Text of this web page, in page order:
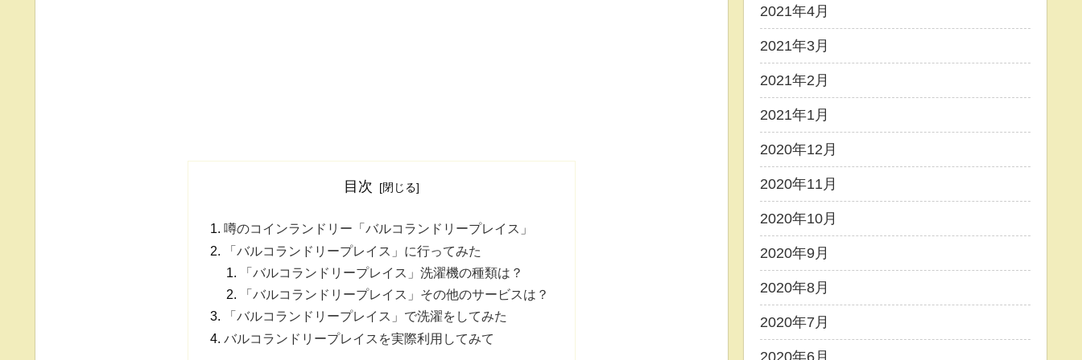
目次
噂のコインランドリー「バルコランドリープレイス」
「バルコランドリープレイス」に行ってみた
「バルコランドリープレイス」洗濯機の種類は？
「バルコランドリープレイス」その他のサービスは？
「バルコランドリープレイス」で洗濯をしてみた
バルコランドリープレイスを実際利用してみて
2021年4月
2021年3月
2021年2月
2021年1月
2020年12月
2020年11月
2020年10月
2020年9月
2020年8月
2020年7月
2020年6月